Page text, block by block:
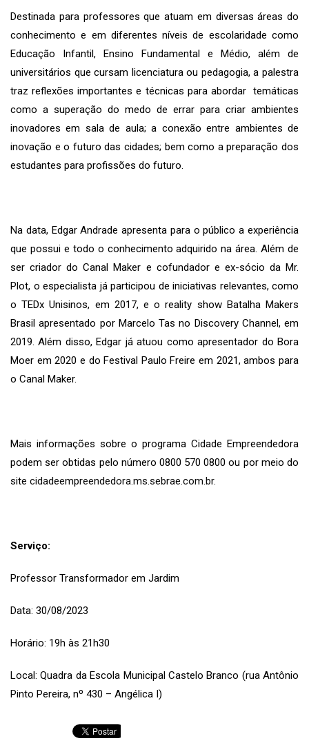
Destinada para professores que atuam em diversas áreas do
conhecimento e em diferentes níveis de escolaridade como
Educação Infantil, Ensino Fundamental e Médio, além de
universitários que cursam licenciatura ou pedagogia, a palestra
traz reflexões importantes e técnicas para abordar temáticas
como a superação do medo de errar para criar ambientes
inovadores em sala de aula; a conexão entre ambientes de
inovação e o futuro das cidades; bem como a preparação dos
estudantes para profissões do futuro.
Na data, Edgar Andrade apresenta para o público a experiência
que possui e todo o conhecimento adquirido na área. Além de
ser criador do Canal Maker e cofundador e ex-sócio da Mr.
Plot, o especialista já participou de iniciativas relevantes, como
o TEDx Unisinos, em 2017, e o reality show Batalha Makers
Brasil apresentado por Marcelo Tas no Discovery Channel, em
2019. Além disso, Edgar já atuou como apresentador do Bora
Moer em 2020 e do Festival Paulo Freire em 2021, ambos para
o Canal Maker.
Mais informações sobre o programa Cidade Empreendedora
podem ser obtidas pelo número 0800 570 0800 ou por meio do
site cidadeempreendedora.ms.sebrae.com.br.
Serviço:
Professor Transformador em Jardim
Data: 30/08/2023
Horário: 19h às 21h30
Local: Quadra da Escola Municipal Castelo Branco (rua Antônio
Pinto Pereira, nº 430 – Angélica I)